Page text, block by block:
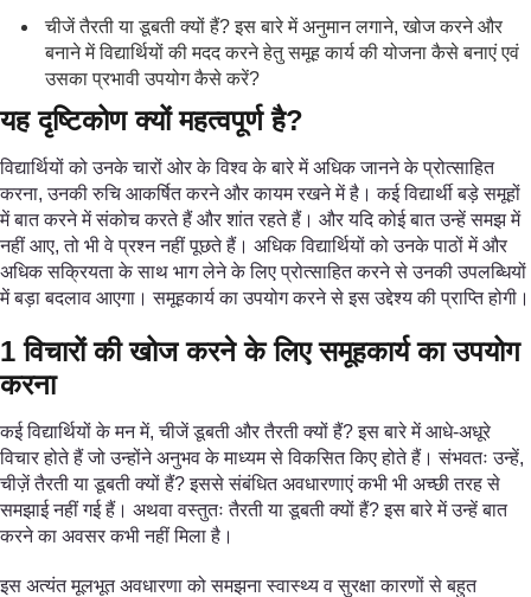
चीजें तैरती या डूबती क्यों हैं? इस बारे में अनुमान लगाने, खोज करने और
बनाने में विद्यार्थियों की मदद करने हेतु समूह कार्य की योजना कैसे बनाएं एवं
उसका प्रभावी उपयोग कैसे करें?
यह दृष्टिकोण क्यों महत्वपूर्ण है?
विद्यार्थियों को उनके चारों ओर के विश्व के बारे में अधिक जानने के प्रोत्साहित
करना, उनकी रुचि आकर्षित करने और कायम रखने में है। कई विद्यार्थी बड़े समूहों
में बात करने में संकोच करते हैं और शांत रहते हैं। और यदि कोई बात उन्हें समझ में
नहीं आए, तो भी वे प्रश्न नहीं पूछते हैं। अधिक विद्यार्थियों को उनके पाठों में और
अधिक सक्रियता के साथ भाग लेने के लिए प्रोत्साहित करने से उनकी उपलब्धियों
में बड़ा बदलाव आएगा। समूहकार्य का उपयोग करने से इस उद्देश्य की प्राप्ति होगी।
1 विचारों की खोज करने के लिए समूहकार्य का उपयोग
करना
कई विद्यार्थियों के मन में, चीजें डूबती और तैरती क्यों हैं? इस बारे में आधे-अधूरे
विचार होते हैं जो उन्होंने अनुभव के माध्यम से विकसित किए होते हैं। संभवतः उन्हें,
चीज़ें तैरती या डूबती क्यों हैं? इससे संबंधित अवधारणाएं कभी भी अच्छी तरह से
समझाई नहीं गई हैं। अथवा वस्तुतः तैरती या डूबती क्यों हैं? इस बारे में उन्हें बात
करने का अवसर कभी नहीं मिला है।
इस अत्यंत मूलभूत अवधारणा को समझना स्वास्थ्य व सुरक्षा कारणों से बहुत